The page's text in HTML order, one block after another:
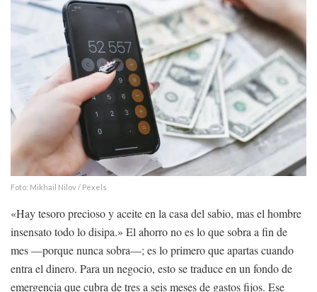
Foto: Mikhail Nilov / Pexels
«Hay tesoro precioso y aceite en la casa del sabio, mas el hombre
insensato todo lo disipa.» El ahorro no es lo que sobra a fin de
mes —porque nunca sobra—; es lo primero que apartas cuando
entra el dinero. Para un negocio, esto se traduce en un fondo de
emergencia que cubra de tres a seis meses de gastos fijos. Ese